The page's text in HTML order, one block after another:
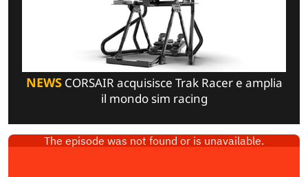
NEWSCORSAIR acquisisce Trak Racer e amplia
il mondo sim racing